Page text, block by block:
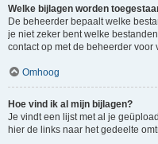
Welke bijlagen worden
De beheerder bepaalt welke
je niet zeker bent welke
contact op met de beheerder voor
Omhoog
Hoe vind ik al mijn bijlagen?
Je vindt een lijst met al je
hier de links naar het gedeelte